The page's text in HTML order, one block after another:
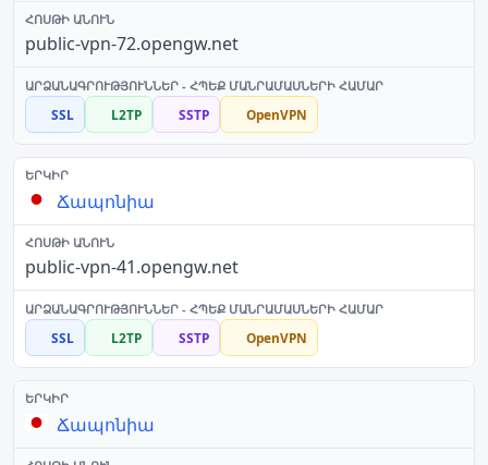
public-vpn-72.opengw.net
SSL L2TP SSTP OpenVPN
Ճապոնիա
public-vpn-41.opengw.net
SSL L2TP SSTP OpenVPN
Ճապոնիա